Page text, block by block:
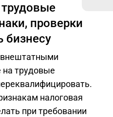
проверки
бизнесу
внештатными
на трудовые
налоговая
при требовании